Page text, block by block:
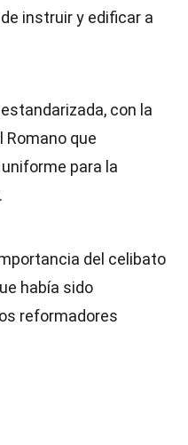
instruir y edificar a
con la
Romano que
para la
del celibato
había sido
reformadores